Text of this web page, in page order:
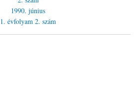
1990. június
1. évfolyam 2. szám